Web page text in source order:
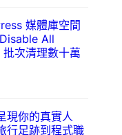
媒體庫空間
All
次清理數十萬
現你的真實人
行足跡到程式職